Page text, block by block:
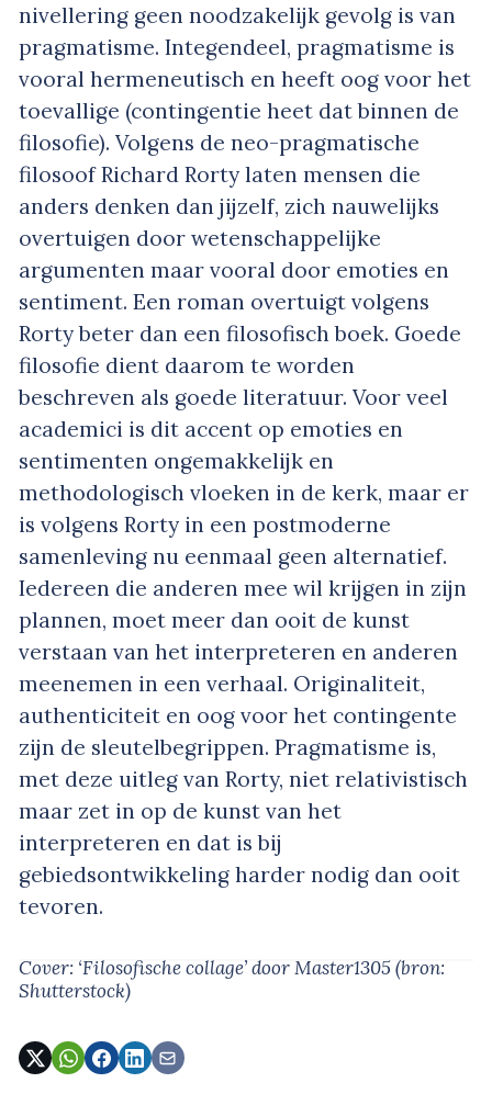
nivellering geen noodzakelijk gevolg is van
pragmatisme. Integendeel, pragmatisme is
vooral hermeneutisch en heeft oog voor het
toevallige (contingentie heet dat binnen de
filosofie). Volgens de neo-pragmatische
filosoof Richard Rorty laten mensen die
anders denken dan jijzelf, zich nauwelijks
overtuigen door wetenschappelijke
argumenten maar vooral door emoties en
sentiment. Een roman overtuigt volgens
Rorty beter dan een filosofisch boek. Goede
filosofie dient daarom te worden
beschreven als goede literatuur. Voor veel
academici is dit accent op emoties en
sentimenten ongemakkelijk en
methodologisch vloeken in de kerk, maar er
is volgens Rorty in een postmoderne
samenleving nu eenmaal geen alternatief.
Iedereen die anderen mee wil krijgen in zijn
plannen, moet meer dan ooit de kunst
verstaan van het interpreteren en anderen
meenemen in een verhaal. Originaliteit,
authenticiteit en oog voor het contingente
zijn de sleutelbegrippen. Pragmatisme is,
met deze uitleg van Rorty, niet relativistisch
maar zet in op de kunst van het
interpreteren en dat is bij
gebiedsontwikkeling harder nodig dan ooit
tevoren.
Cover: ‘Filosofische collage’door Master1305(bron:
Shutterstock)